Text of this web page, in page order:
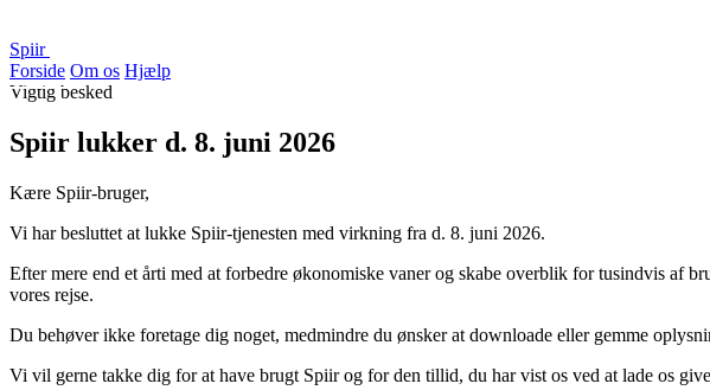
Spiir
Forside Om os Hjælp
Vigtig besked
Spiir lukker d. 8. juni 2026
Kære Spiir-bruger,
Vi har besluttet at lukke Spiir-tjenesten med virkning fra d. 8. juni 2026.
Efter mere end et årti med at forbedre økonomiske vaner og skabe overblik for tusindvis af
vores rejse.
Du behøver ikke foretage dig noget, medmindre du ønsker at downloade eller gemme
Vi vil gerne takke dig for at have brugt Spiir og for den tillid, du har vist os ved at lade os